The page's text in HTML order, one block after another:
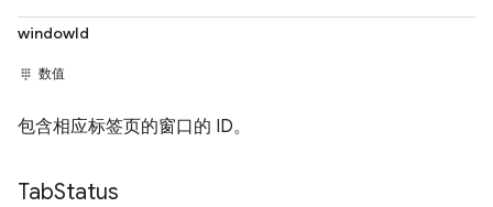
windowId
数值
包含相应标签页的窗口的 ID。
TabStatus